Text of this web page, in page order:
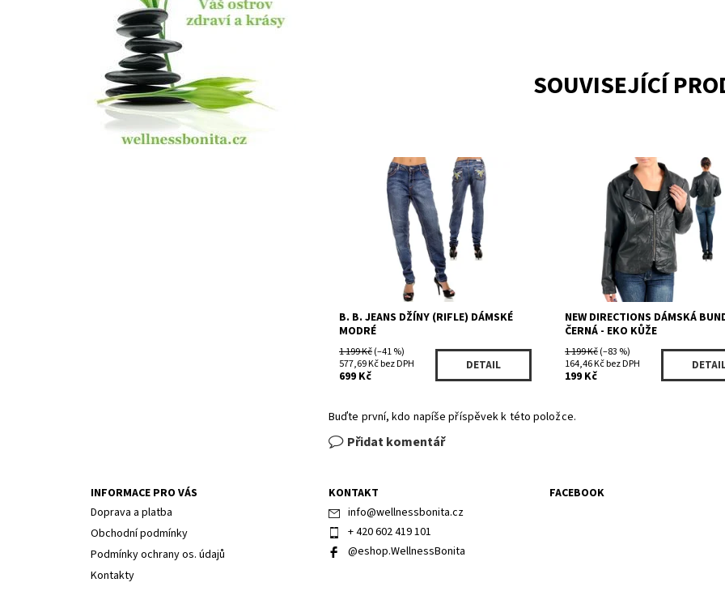
SOUVISEJÍCÍ
Dostupnost:
Skladem 1
BBSO541PM
B. B. JEANS
B. B. JEANS DŽÍNY (RIFLE) DÁMSKÉ
MODRÉ
1 199 Kč(–41 %)
577,69 Kč bez DPH
699 Kč
DETAIL
Dostupnost:
Skladem 1
W7899540NDBK
NEW DIRECTIONS
NEW DIRECTIONS DÁMSKÁ
ČERNÁ - EKO KŮŽE
1 199 Kč(–83 %)
164,46 Kč bez DPH
199 Kč
Buďte první, kdo napíše příspěvek k této položce.
Přidat komentář
INFORMACE PRO VÁS
Doprava a platba
Obchodní podmínky
Podmínky ochrany os. údajů
Kontakty
KONTAKT
info@wellnessbonita.cz
+ 420 602 419 101
@eshop.WellnessBonita
FACEBOOK